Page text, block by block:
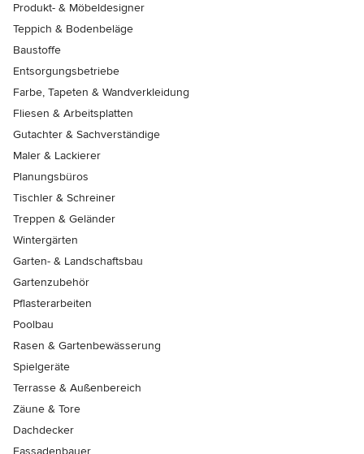
Produkt- & Möbeldesigner
Teppich & Bodenbeläge
Baustoffe
Entsorgungsbetriebe
Farbe, Tapeten & Wandverkleidung
Fliesen & Arbeitsplatten
Gutachter & Sachverständige
Maler & Lackierer
Planungsbüros
Tischler & Schreiner
Treppen & Geländer
Wintergärten
Garten- & Landschaftsbau
Gartenzubehör
Pflasterarbeiten
Poolbau
Rasen & Gartenbewässerung
Spielgeräte
Terrasse & Außenbereich
Zäune & Tore
Dachdecker